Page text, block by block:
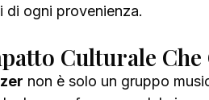
di ogni provenienza.
Culturale
non è solo un gruppo